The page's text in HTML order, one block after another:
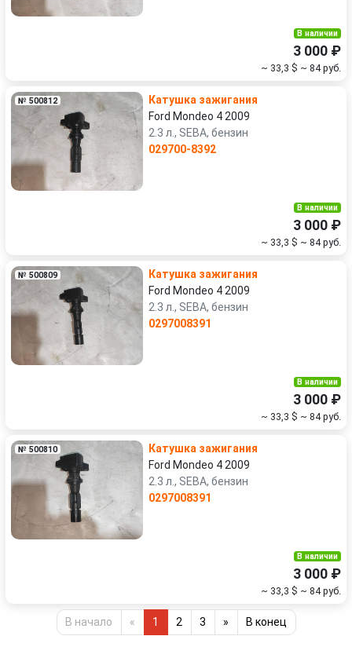
В наличии
3 000 ₽
~ 33,3 $ ~ 84 руб.
№ 500812
Катушка зажигания
Ford Mondeo 4 2009
2.3 л., SEBA, бензин
029700-8392
В наличии
3 000 ₽
~ 33,3 $ ~ 84 руб.
№ 500809
Катушка зажигания
Ford Mondeo 4 2009
2.3 л., SEBA, бензин
0297008391
В наличии
3 000 ₽
~ 33,3 $ ~ 84 руб.
№ 500810
Катушка зажигания
Ford Mondeo 4 2009
2.3 л., SEBA, бензин
0297008391
В наличии
3 000 ₽
~ 33,3 $ ~ 84 руб.
В начало « 1 2 3 » В конец